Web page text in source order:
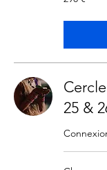
25 &